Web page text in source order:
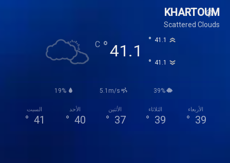
KHARTOUM
Scattered Clouds
41.1
°
C 41.1
°
41.1
°
19% 5.1m/s 39%
السبت
41
°
الأحد
40
°
الأثنين
37
°
الثلاثاء
39
°
الأربعاء
39
°